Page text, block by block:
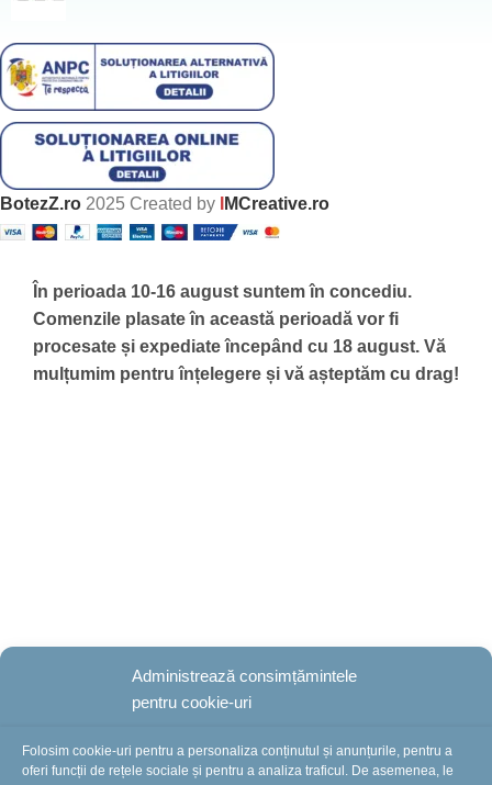
Administrează consimțămintele
pentru cookie-uri
Folosim cookie-uri pentru a personaliza conținutul și anunțurile, pentru a
oferi funcții de rețele sociale și pentru a analiza traficul. De asemenea, le
BotezZ.ro 2025 Created by MCreative.ro
În perioada 10-16 august suntem în concediu.
Comenzile plasate în această perioadă vor fi
procesate și expediate începând cu 18 august. Vă
mulțumim pentru înțelegere și vă așteptăm cu drag!